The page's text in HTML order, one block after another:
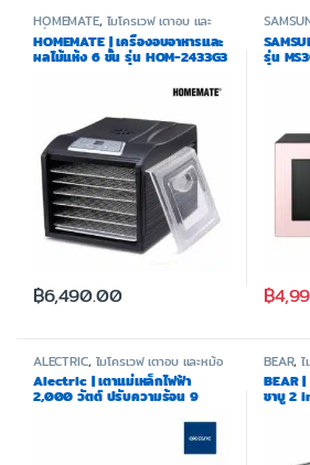
HOMEMATE, ไมโครเวฟ เตาอบ และ
หม้อทอด
HOMEMATE | เครื่องอบอาหารและ
ผลไม้แห้ง 6 ชั้น รุ่น HOM-2433G3
฿6,490.00
ทอด
รุ่น
฿
ALECTRIC, ไมโครเวฟ เตาอบ และหม้อ
ทอด
Alectric | เตาแม่เหล็กไฟฟ้า
2,000 วัตต์ ปรับความร้อน 9
BEAR,
BEAR
ชาบู 2